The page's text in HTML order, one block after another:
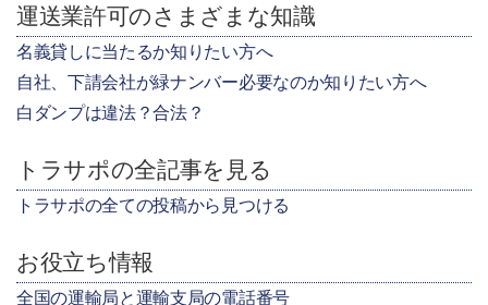
運送業許可のさまざまな知識
名義貸しに当たるか知りたい方へ
自社、下請会社が緑ナンバー必要なのか知りたい方へ
白ダンプは違法？合法？
トラサポの全記事を見る
トラサポの全ての投稿から見つける
お役立ち情報
全国の運輸局と運輸支局の電話番号